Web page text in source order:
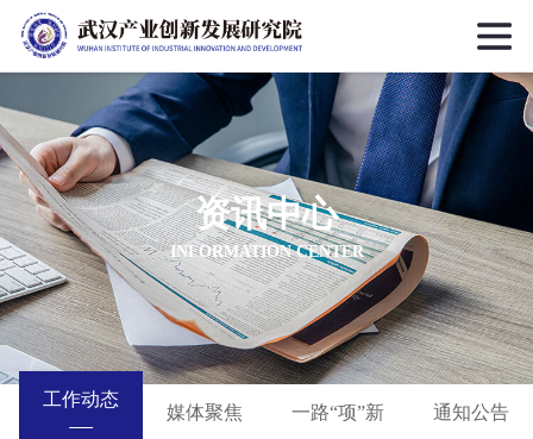
资讯中心
INFORMATION CENTER
工作动态
媒体聚焦 一路“项”新 通知公告